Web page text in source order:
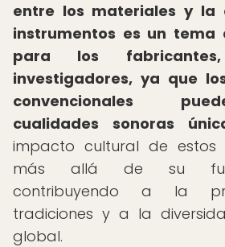
entre los materiales y la
instrumentos es un tema
para los
investigadores, ya que
convencionales
cualidades sonoras
impacto cultural de estos
más allá de su
contribuyendo a la
tradiciones y a la
global.